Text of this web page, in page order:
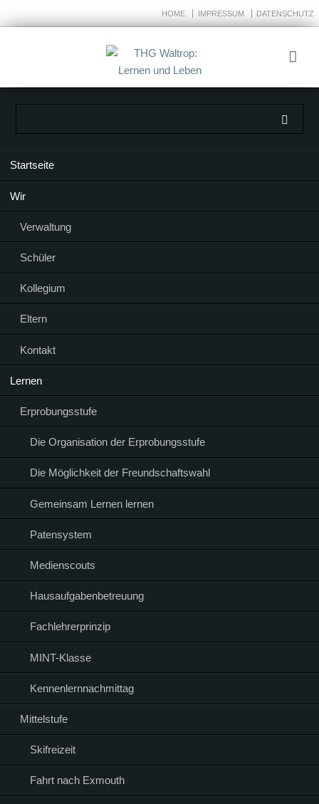
HOME IMPRESSUM DATENSCHUTZ
Startseite
Wir
Verwaltung
Schüler
Kollegium
Eltern
Kontakt
Lernen
Erprobungsstufe
Die Organisation der Erprobungsstufe
Die Möglichkeit der Freundschaftswahl
Gemeinsam Lernen lernen
Patensystem
Medienscouts
Hausaufgabenbetreuung
Fachlehrerprinzip
MINT-Klasse
Kennenlernnachmittag
Mittelstufe
Skifreizeit
Fahrt nach Exmouth